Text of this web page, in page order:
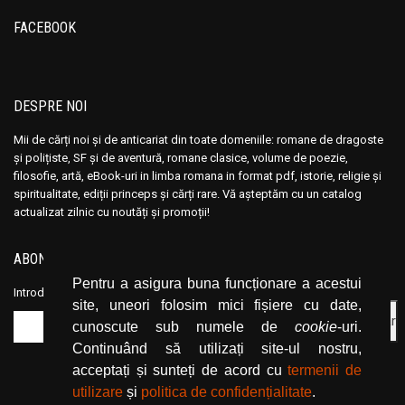
Pentru a asigura buna funcționare a acestui
site, uneori folosim mici fișiere cu date,
cunoscute sub numele de cookie-uri.
Continuând să utilizați site-ul nostru,
acceptați și sunteți de acord cutermenii de
utilizare și politica de confidențialitate.
Anais Nin
Anatolie Panis
Anca Dan
Andocide
Andre Bejin
Andre Castelot
Andre Leroi-Gourhan
Andre Malraux
Andre Maurois
Andre Miquel
Andre Theuriet
Anais Nin
Anatolie Panis
Anca Dan
Andocide
Andre Bejin
Andre Castelot
Andre Leroi-Gourhan
Andre Malraux
Andre Maurois
Andre Miquel
Andre Theuriet
FACEBOOK
DESPRE NOI
Mii de cărți noi și de anticariat din toate domeniile: romane de dragoste
și polițiste, SF și de aventură, romane clasice, volume de poezie,
filosofie, artă, eBook-uri in limba romana in format pdf, istorie, religie și
spiritualitate, ediții princeps și cărți rare. Vă așteptăm cu un catalog
actualizat zilnic cu noutăți și promoții!
ABONEAZĂ-TE LA NEWSLETTER
Introduceți adresa dvs. de email și dați click pe butonul de abonare.